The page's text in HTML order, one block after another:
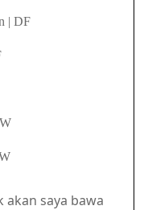
| DF
saya bawa